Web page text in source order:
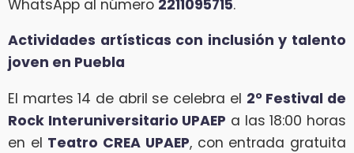
WhatsApp al número 2211095715.
Actividades artísticas con inclusión y talento
joven en Puebla
El martes 14 de abril se celebra el 2° Festival de
Rock Interuniversitario UPAEP a las 18:00 horas
en el Teatro CREA UPAEP, con entrada gratuita